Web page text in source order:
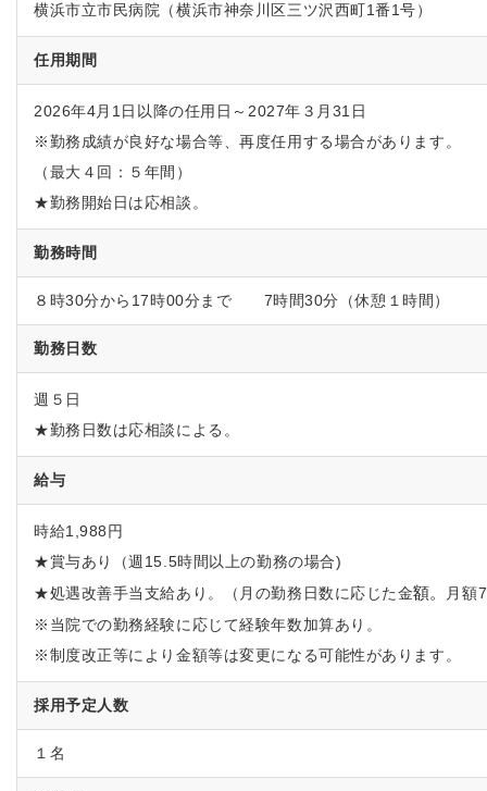
横浜市立市民病院 （横浜市神奈川区三ツ沢西町1番1号）
任用期間
2026年4月1日以降の任用日～2027年３月 31 日
※勤務成績が良好な場合等、再度任用する場合があります。
（最大４回：５年間）
★勤務開始日は応相談。
勤務時間
８時30分から17時00分まで 7時間30分（休憩１時間）
勤務日数
週５日
★勤務日数は応相談による。
給与
時給1,988円
★賞与あり（週15.5時間以上の勤務の場合)
★処遇改善手当支給あり。（月の勤務日数に応じた金額。
月額
※当院での勤務経験に応じて経験年数加算あり。
※制度改正等により金額等は変更になる可能性があります。
採用予定人数
１名